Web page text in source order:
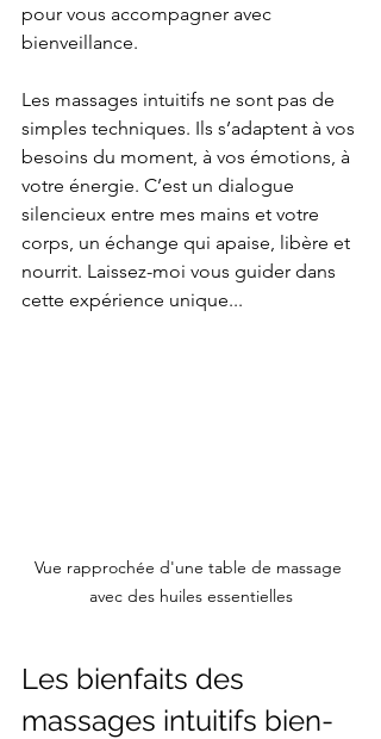
pour vous accompagner avec
bienveillance.
Les massages intuitifs ne sont pas de
simples techniques. Ils s’adaptent à vos
besoins du moment, à vos émotions, à
votre énergie. C’est un dialogue
silencieux entre mes mains et votre
corps, un échange qui apaise, libère et
nourrit. Laissez-moi vous guider dans
cette expérience unique...
Vue rapprochée d'une table de massage
avec des huiles essentielles
Les bienfaits des
massages intuitifs bien-